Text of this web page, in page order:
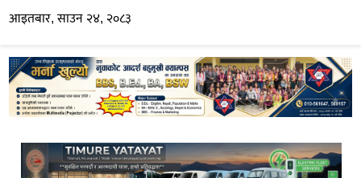
आइतबार, साउन २४, २०८३